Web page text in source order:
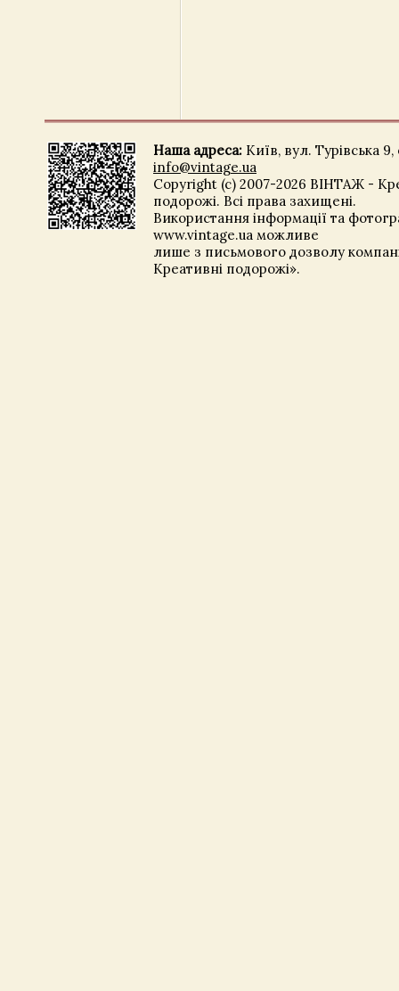
Наша адреса: Київ, вул. Турівська 9,
info@vintage.ua
Copyright (c) 2007-2026 ВІНТАЖ -
подорожі. Всі права захищені.
Використання інформації та
www.vintage.ua можливе
лише з письмового дозволу
Креативні подорожі».